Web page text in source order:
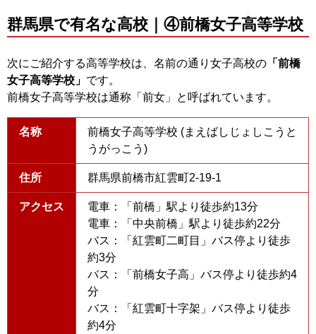
群馬県で有名な高校｜④前橋女子高等学校
次にご紹介する高等学校は、名前の通り女子高校の 「前橋
女子高等学校」 です。
前橋女子高等学校は通称「前女」と呼ばれています。
名称
前橋女子高等学校 (まえばしじょしこうと
うがっこう)
住所 群馬県前橋市紅雲町2-19-1
アクセス
電車：「前橋」駅より徒歩約13分
電車：「中央前橋」駅より徒歩約22分
バス：「紅雲町二町目」バス停より徒歩
約3分
バス：「前橋女子高」バス停より徒歩約4
分
バス：「紅雲町十字架」バス停より徒歩
約4分